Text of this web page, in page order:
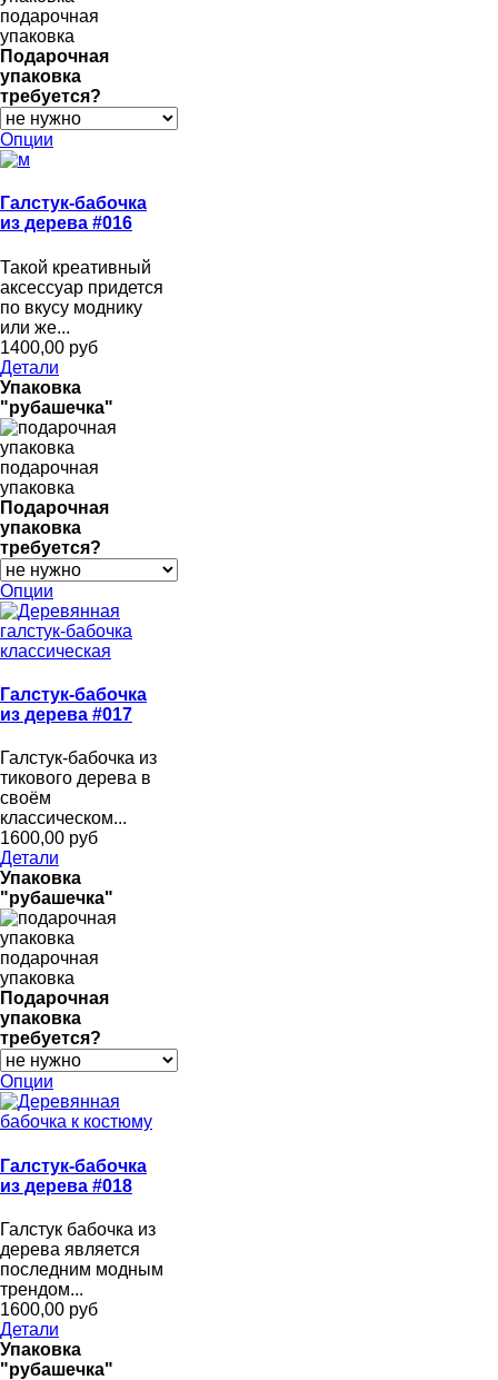
подарочная
упаковка
Подарочная
упаковка
требуется?
Опции
Галстук-бабочка
из дерева #016
Такой креативный
аксессуар придется
по вкусу моднику
или же...
1400,00 руб
Детали
Упаковка
"рубашечка"
подарочная
упаковка
Подарочная
упаковка
требуется?
Опции
Галстук-бабочка
из дерева #017
Галстук-бабочка из
тикового дерева в
своём
классическом...
1600,00 руб
Детали
Упаковка
"рубашечка"
подарочная
упаковка
Подарочная
упаковка
требуется?
Опции
Галстук-бабочка
из дерева #018
Галстук бабочка из
дерева является
последним модным
трендом...
1600,00 руб
Детали
Упаковка
"рубашечка"